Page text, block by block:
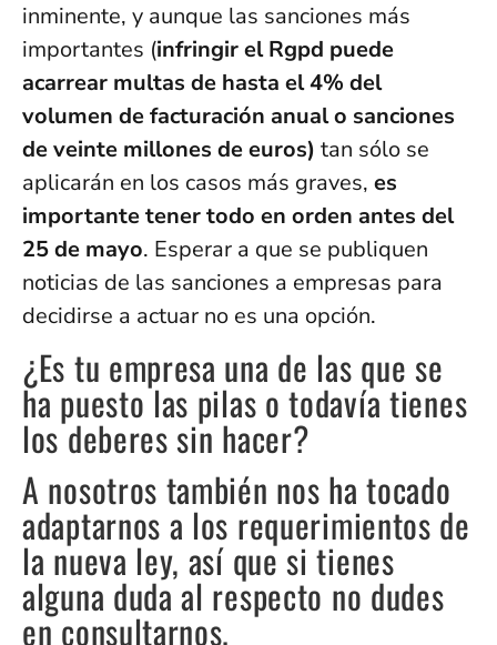
inminente, y aunque las sanciones más
importantes (infringir el Rgpd puede
acarrear multas de hasta el 4% del
volumen de facturación anual o sanciones
de veinte millones de euros) tan sólo se
aplicarán en los casos más graves, es
importante tener todo en orden antes del
25 de mayo. Esperar a que se publiquen
noticias de las sanciones a empresas para
decidirse a actuar no es una opción.
¿Es tu empresa una de las que se
ha puesto las pilas o todavía tienes
los deberes sin hacer?
A nosotros también nos ha tocado
adaptarnos a los requerimientos de
la nueva ley, así que si tienes
alguna duda al respecto no dudes
en consultarnos.